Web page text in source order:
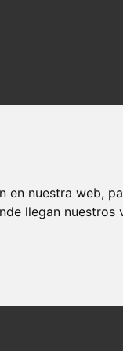
nuestra web,
llegan nuestros